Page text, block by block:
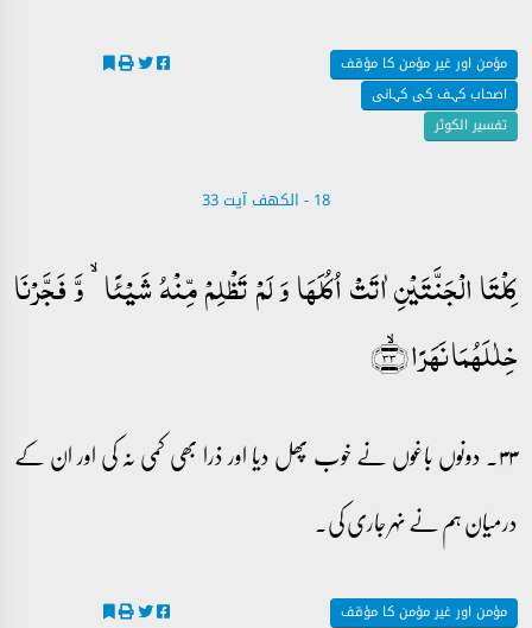
مؤمن اور غیر مؤمن کا مؤقف
اصحاب کہف کی کہانی
تفسیر الکوثر
18 - ‎الكهف آیت 33
کِلۡتَا الۡجَنَّتَیۡنِ اٰتَتۡ اُکُلَہَا وَ لَمۡ تَظۡلِمۡ مِّنۡہُ شَیۡئًا ۙ وَّ فَجَّرۡنَا
خِلٰلَہُمَا نَہَرًا ﴿ۙ۳۳﴾
۳۳۔ دونوں باغوں نے خوب پھل دیا اور ذرا بھی کمی نہ کی اور ان کے
درمیان ہم نے نہر جاری کی۔
مؤمن اور غیر مؤمن کا مؤقف